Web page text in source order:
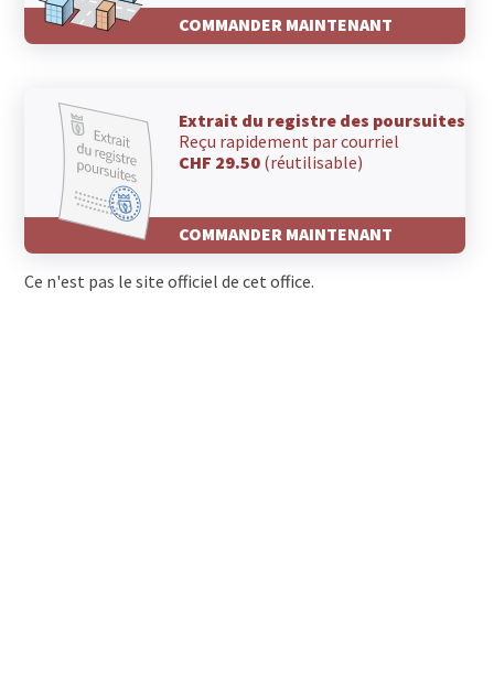
COMMANDER MAINTENANT
Extrait du registre des poursuites
Reçu rapidement par courriel
CHF 29.50 (réutilisable)
COMMANDER MAINTENANT
Ce n'est pas le site officiel de cet office.